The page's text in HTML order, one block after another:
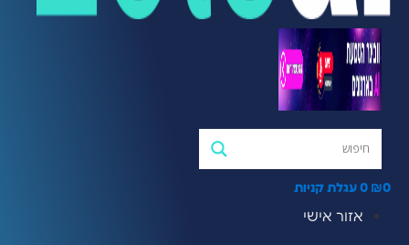
₪0
0 עגלת קניות
אזור אישי